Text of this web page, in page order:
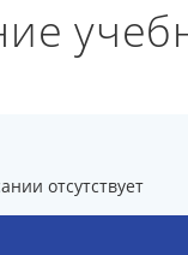
отсутствует